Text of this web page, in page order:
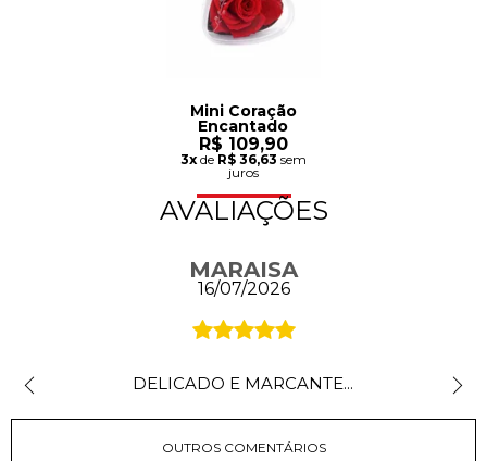
Mini Coração
Encantado
R$ 109,90
3xde R$ 36,63 sem
juros
AVALIAÇÕES
MARAISA
16/07/2026
DELICADO E MARCANTE...
OUTROS COMENTÁRIOS